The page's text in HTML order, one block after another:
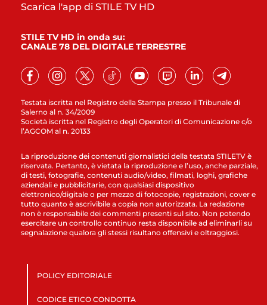
Testata iscritta nel Registro della Stampa presso il Tribunale di
Salerno al n. 34/2009
Società iscritta nel Registro degli Operatori di Comunicazione c/o
l’AGCOM al n. 20133
Scarica l'app di STILE TV HD
STILE TV HD in onda su:
CANALE 78 DEL DIGITALE TERRESTRE
La riproduzione dei contenuti giornalistici della testata STILETV è
riservata. Pertanto, è vietata la riproduzione e l’uso, anche parziale,
di testi, fotografie, contenuti audio/video, filmati, loghi, grafiche
aziendali e pubblicitarie, con qualsiasi dispositivo
elettronico/digitale o per mezzo di fotocopie, registrazioni, cover e
tutto quanto è ascrivibile a copia non autorizzata. La redazione
non è responsabile dei commenti presenti sul sito. Non potendo
esercitare un controllo continuo resta disponibile ad eliminarli su
segnalazione qualora gli stessi risultano offensivi e oltraggiosi.
POLICY EDITORIALE
CODICE ETICO CONDOTTA